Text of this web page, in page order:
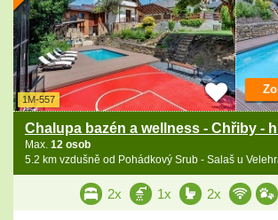
1M-557
Chalupa bazén a wellness - Chřiby -
Max. 12 osob
5.2 km vzdušně od Pohádkový Srub - Salaš u
2x 1x 2x